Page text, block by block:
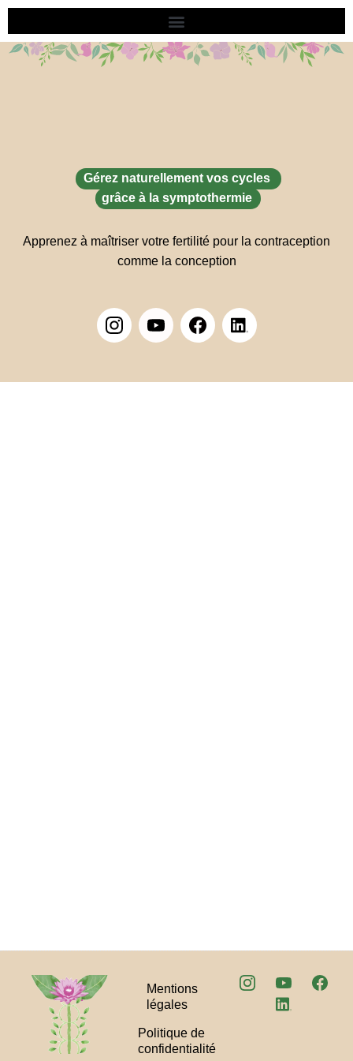
Aller
contenu
Gérez naturellement vos cycles
grâce à la symptothermie
Apprenez à maîtriser votre fertilité pour la contraception
comme la conception
Mentions
légales
Politique de
confidentialité